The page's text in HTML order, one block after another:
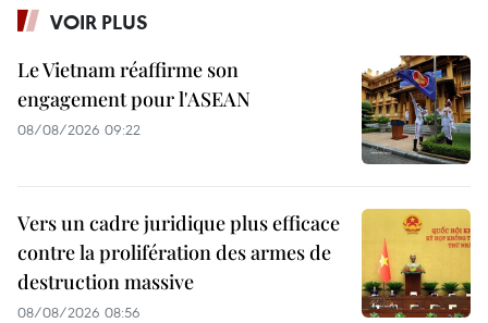
VOIR PLUS
Le Vietnam réaffirme son
engagement pour l'ASEAN
08/08/2026 09:22
Vers un cadre juridique plus efficace
contre la prolifération des armes de
destruction massive
08/08/2026 08:56